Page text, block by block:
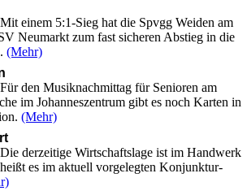
Mit einem 5:1-Sieg hat die Spvgg Weiden am
Neumarkt zum fast sicheren Abstieg in die
(Mehr)
Für den Musiknachmittag für Senioren am
im Johanneszentrum gibt es noch Karten in
(Mehr)
Die derzeitige Wirtschaftslage ist im Handwerk
es im aktuell vorgelegten Konjunktur-